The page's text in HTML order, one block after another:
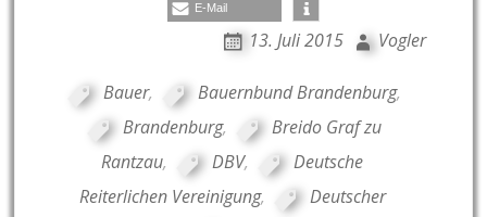
E-Mail
13. Juli 2015 Vogler
Bauer, Bauernbund Brandenburg,
Brandenburg,
Breido Graf zu
Rantzau, DBV,
Deutsche
Reiterlichen Vereinigung, Deutscher